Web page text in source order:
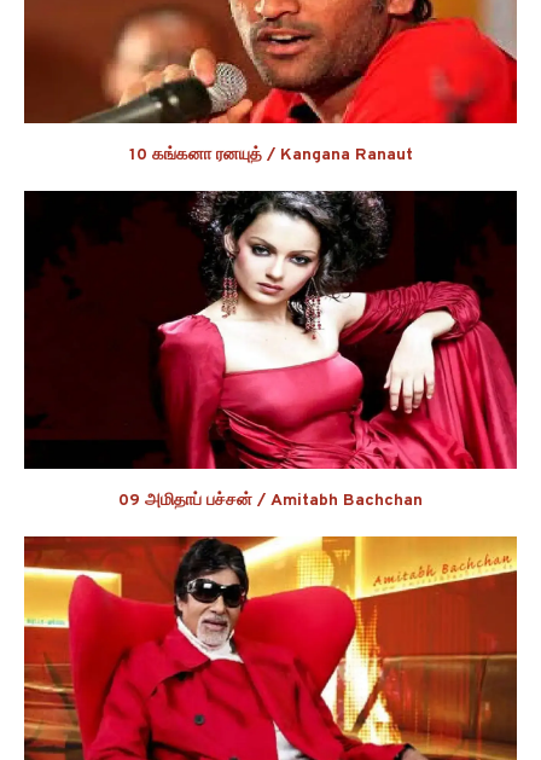
10 கங்கனா ரனயுத் / Kangana Ranaut
09 அமிதாப் பச்சன் / Amitabh Bachchan